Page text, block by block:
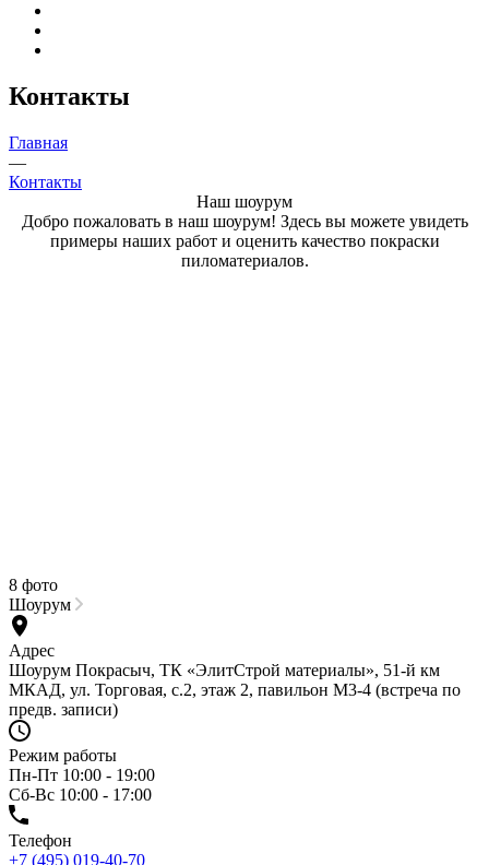
Контакты
Главная
—
Контакты
Наш шоурум
Добро пожаловать в наш шоурум! Здесь вы можете увидеть
примеры наших работ и оценить качество покраски
пиломатериалов.
8 фото
Шоурум
Адрес
Шоурум Покрасыч, ТК «ЭлитСтрой материалы», 51-й км
МКАД, ул. Торговая, с.2, этаж 2, павильон М3-4 (встреча по
предв. записи)
Режим работы
Пн-Пт 10:00 - 19:00
Сб-Вс 10:00 - 17:00
Телефон
+7 (495) 019-40-70